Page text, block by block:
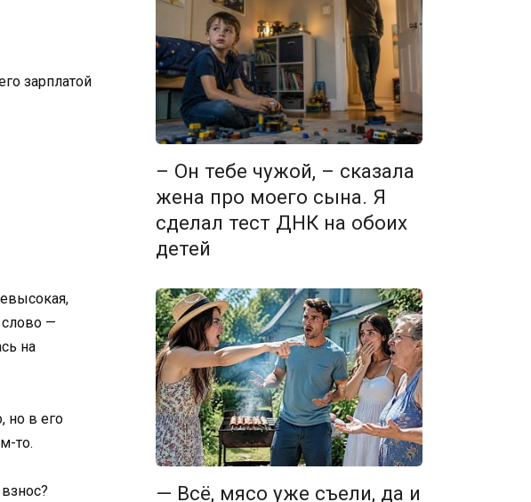
зарплатой
—
на
но в его
то.
– Он тебе чужой, – сказала
жена про моего сына. Я
сделал тест ДНК на обоих
детей
— Всё, мясо уже съели, да и